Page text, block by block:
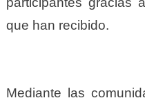
que han recibido.
Mediante las